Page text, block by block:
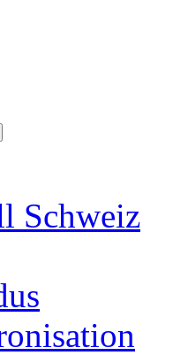
Schweiz